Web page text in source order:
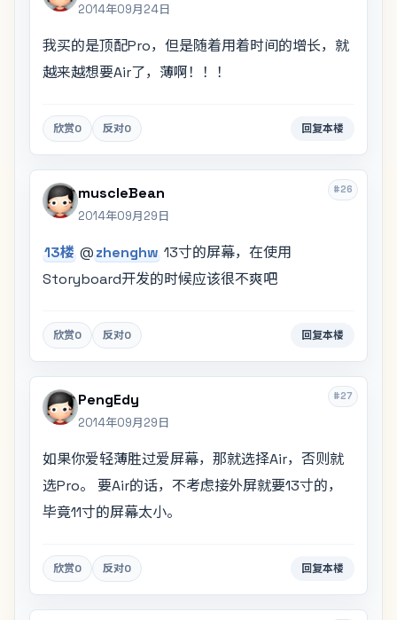
2014年09月24日
我买的是顶配Pro，但是随着用着时间的增长，就
越来越想要Air了，薄啊！！！
欣赏0 反对0 回复本楼
#26
muscleBean
2014年09月29日
13楼 @zhenghw 13寸的屏幕，在使用
Storyboard开发的时候应该很不爽吧
欣赏0 反对0 回复本楼
#27
PengEdy
2014年09月29日
如果你爱轻薄胜过爱屏幕，那就选择Air，否则就
选Pro。 要Air的话，不考虑接外屏就要13寸的，
毕竟11寸的屏幕太小。
欣赏0 反对0 回复本楼